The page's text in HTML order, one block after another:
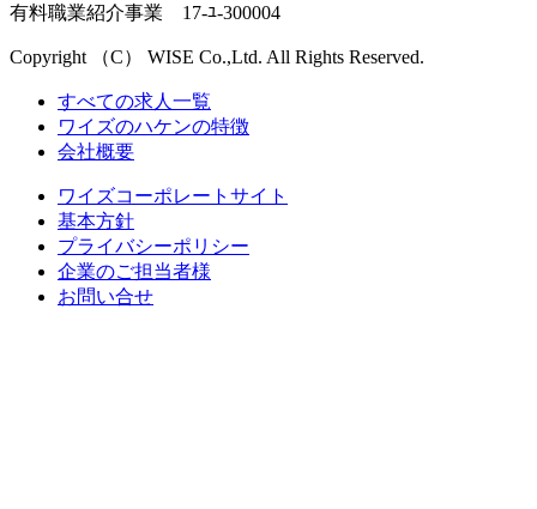
有料職業紹介事業 17-ﾕ-300004
Copyright （C） WISE Co.,Ltd. All Rights Reserved.
すべての求人一覧
ワイズのハケンの特徴
会社概要
ワイズコーポレートサイト
基本方針
プライバシーポリシー
企業のご担当者様
お問い合せ